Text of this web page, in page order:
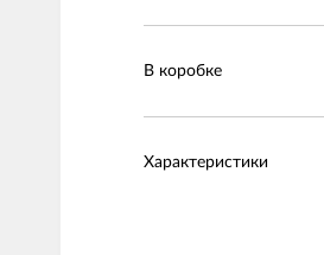
В коробке
Характеристики